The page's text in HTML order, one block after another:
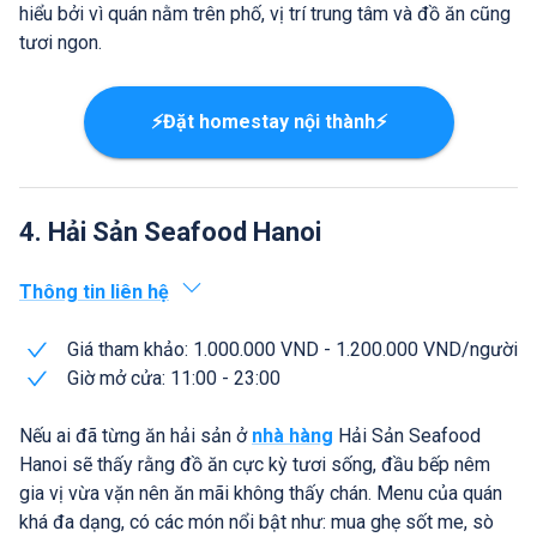
hiểu bởi vì quán nằm trên phố, vị trí trung tâm và đồ ăn cũng
tươi ngon.
⚡Đặt homestay nội thành⚡
4. Hải Sản Seafood Hanoi
Thông tin liên hệ
Giá tham khảo: 1.000.000 VND - 1.200.000 VND/người
Giờ mở cửa: 11:00 - 23:00
Nếu ai đã từng ăn hải sản ở nhà hàng Hải Sản Seafood
Hanoi sẽ thấy rằng đồ ăn cực kỳ tươi sống, đầu bếp nêm
gia vị vừa vặn nên ăn mãi không thấy chán. Menu của quán
khá đa dạng, có các món nổi bật như: mua ghẹ sốt me, sò